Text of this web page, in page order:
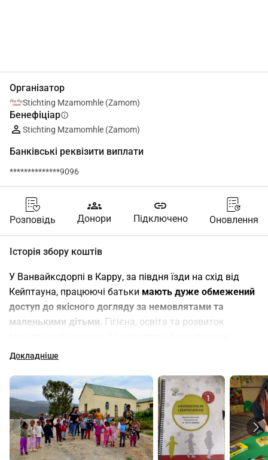
Організатор
Stichting Mzamomhle (Zamom)
Бенефіціарinfo
Stichting Mzamomhle (Zamom)
Банківські реквізити виплати
**************9096
Розповідь
groups
Донори
link
Підключено Оновлення
Історія збору коштів
У Ванвайксдорпі в Карру, за півдня їзди на схід від
Кейптауна, працюючі батьки мають дуже обмежений
доступ до якісного догляду за немовлятами та
маленькими дітьми . Гігієна, освіта та розвиток
Ігрові зони, стимуляція та виклики для дітей є
Від народження до приблизно шостого року життя у
кожної людини розвивається мовне чуття, когнітивні
та проблемно-розв'язувальні здібності, математичні
навички, дрібна та велика моторика тощо, якщо їх
належним чином стимулювати. Якщо під час цих
формуючих років цей фундамент не закладено, то
Докладніше